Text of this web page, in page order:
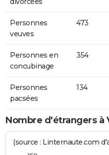
Personnes
veuves
473
Personnes en
concubinage
354
Personnes
pacsées
134
Nombre d'étrangers à
(source : Linternaute.com